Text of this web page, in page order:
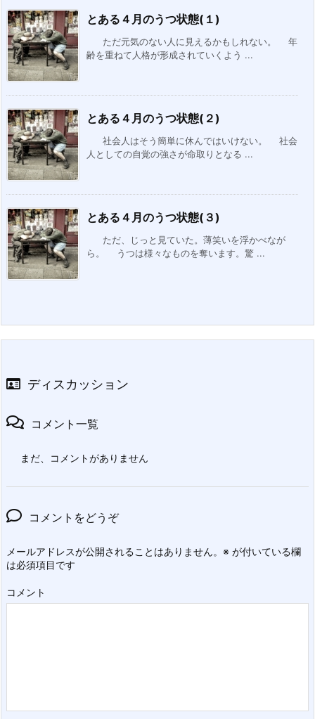
とある４月のうつ状態(１)
ただ元気のない人に見えるかもしれない。 年
齢を重ねて人格が形成されていくよう ...
とある４月のうつ状態(２)
社会人はそう簡単に休んではいけない。 社会
人としての自覚の強さが命取りとなる ...
とある４月のうつ状態(３)
ただ、じっと見ていた。薄笑いを浮かべなが
ら。 うつは様々なものを奪います。驚 ...
ディスカッション
コメント一覧
まだ、コメントがありません
コメントをどうぞ
メールアドレスが公開されることはありません。 ※ が付いている欄
は必須項目です
コメント